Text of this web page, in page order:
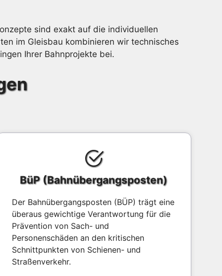
sind exakt auf die individuellen
im Gleisbau kombinieren wir technisches
Ihrer Bahnprojekte bei.
BüP (Bahnübergangsposten)
Der Bahnübergangsposten (BÜP) trägt eine
überaus gewichtige Verantwortung für die
Prävention von Sach- und
Personenschäden an den kritischen
Schnittpunkten von Schienen- und
Straßenverkehr.